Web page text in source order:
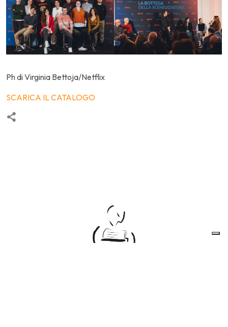
Ph di Virginia Bettoja/Netflix
SCARICA IL CATALOGO